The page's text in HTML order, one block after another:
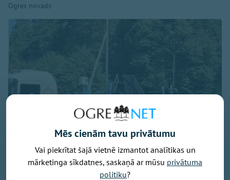
Ogres novads
Mēs cienām tavu privātumu
Vai piekrītat šajā vietnē izmantot analītikas un
mārketinga sīkdatnes, saskaņā ar mūsu privātuma
politiku?